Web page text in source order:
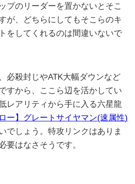
プのリーダーを置かないとそこ
が、どちらにしてもそこらのキ
をしてくれるのは間違いないで
必殺封じやATK大幅ダウンなど
すから、ここら辺を活かしてい
レアリティから手に入る六星龍
ー】グレートサイヤマン(速属性)
でしょう。特攻リンクはありま
要はなさそうです。